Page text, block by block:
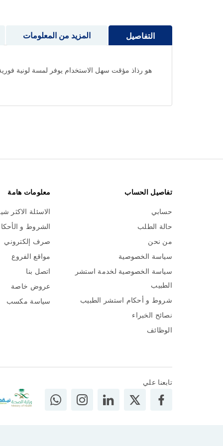
معرض
التفاصيل
هو رذاذ مؤقت سهل الاستخدام يوفر لمسة لونية
المزيد من المعلومات
تفاصيل الحساب
حسابي
حالة الطلب
من نحن
سياسة الخصوصية
سياسة الخصوصية لخدمة استشر
الطبيب
شروط و أحكام استشر الطبيب
نصائح الخبراء
الوظائف
معلومات هامة
الاسئلة الاكثر
الشروط و
صرف إلكتروني
مواقع الفروع
اتصل بنا
عروض خاصة
سياسة مكسب
تابعنا علي